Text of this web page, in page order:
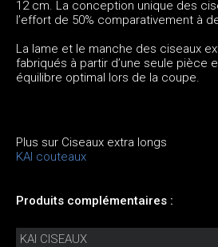
12 cm. La conception unique des
l’effort de 50% comparativement à
La lame et le manche des ciseaux
fabriqués à partir d’une seule pièce
équilibre optimal lors de la coupe.
Plus sur Ciseaux extra longs
KAI couteaux
Produits complémentaires :
KAI CISEAUX